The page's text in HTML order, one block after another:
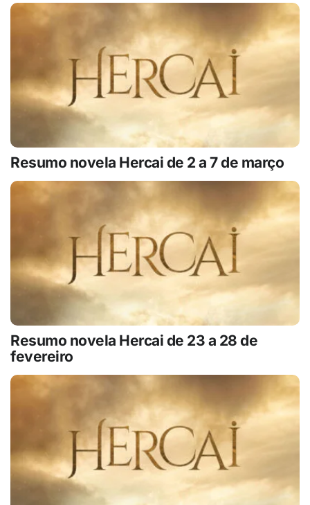
Resumo novela Hercai de 2 a 7 de março
Resumo novela Hercai de 23 a 28 de
fevereiro